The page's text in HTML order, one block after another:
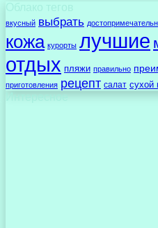
Облако тегов
вкусный выбрать
кожа курорты лучшие
отдых пляжи правильно
приготовления рецепт салат сухой